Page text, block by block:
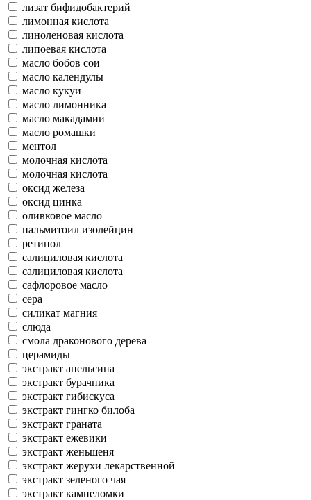
лизат бифидобактерий
лимонная кислота
линоленовая кислота
липоевая кислота
масло бобов сои
масло календулы
масло кукуи
масло лимонника
масло макадамии
масло ромашки
ментол
молочная кислота
молочная кислота
оксид железа
оксид цинка
оливковое масло
пальмитоил изолейцин
ретинол
салициловая кислота
салициловая кислота
сафлоровое масло
сера
силикат магния
слюда
смола драконового дерева
церамиды
экстракт апельсина
экстракт бурачника
экстракт гибискуса
экстракт гингко билоба
экстракт граната
экстракт ежевики
экстракт женьшеня
экстракт жерухи лекарственной
экстракт зеленого чая
экстракт камнеломки